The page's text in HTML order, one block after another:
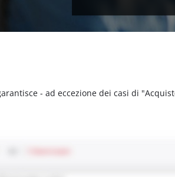
- ad eccezione dei casi di